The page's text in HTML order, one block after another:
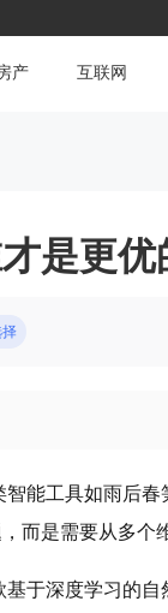
产 互联网
是更优
能工具如雨后
而是需要从多个
于深度学习的